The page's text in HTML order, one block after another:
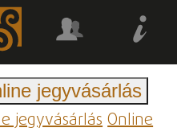
jegyvásárlás
jegyvásárlásOnline